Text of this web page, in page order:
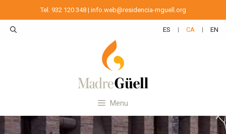
Tel. 932 120 348 | info.web@residencia-mguell.org
ES CA EN
Menu